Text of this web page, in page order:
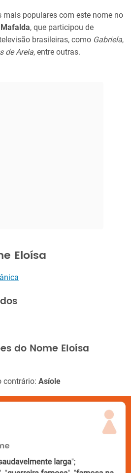
mais populares com este nome no
, que participou de
brasileiras, como Gabriela,
de Areia, entre outras.
Eloísa
do Nome Eloísa
contrário: Asíole